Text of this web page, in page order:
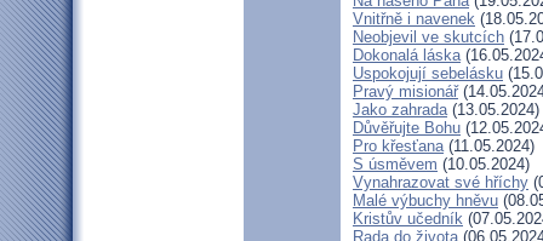
Vnitřně i navenek
Neobjevil ve skutcích
Dokonalá láska
Uspokojují sebelásku
Pravý misionář
Jako zahrada(13.05.2024)
Důvěřujte Bohu
Pro křesťana(11.05.2024)
S úsměvem (10.05.2024)
Vynahrazovat své hříchy
Malé výbuchy hněvu
Kristův učedník
Rada do života